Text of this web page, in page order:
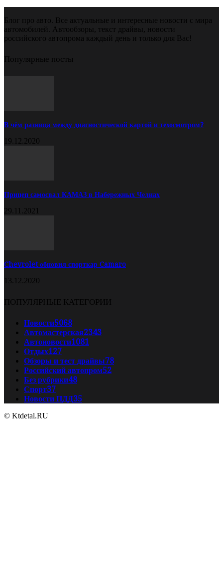
Блог про авто. Все актуальные и интересные новости с мира
автомобилей. Автообзоры, текст драйвы, новости
российского автопрома каждый день и только для Вас!
Популярные посты
В чём разница между диагностической картой и техосмотром?
19.12.2020
Прицеп самосвал КАМАЗ в Набережных Челнах
29.11.2021
Chevrolet обновил спорткар Camaro
13.12.2020
ПОПУЛЯРНЫЕ КАТЕГОРИИ
Новости5068
Автомастерская2343
Автоновости1081
Отдых127
Обзоры и тест драйвы78
Российский автопром52
Без рубрики48
Спорт37
Новости ПДД35
© Ktdetal.RU